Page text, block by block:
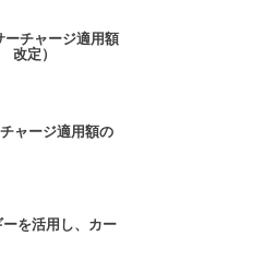
ーチャージ適用額
定）
ャージ適用額の
を活用し、カー